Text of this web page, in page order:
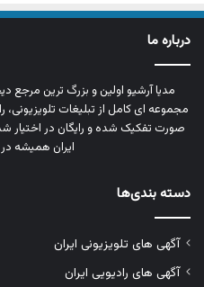
درباره ما
مدیا آرشیو اولین و بزرگ‌ ترین مرجع
مجموعه‌ ای کامل از تبلیغات تلویزیونی،
صورت تفکیک‌ شده و رایگان در اختیار
ایران همیشه
دسته بندی‌ها
آگهی های تلویزیونی ایران
آگهی های رادیویی ایران